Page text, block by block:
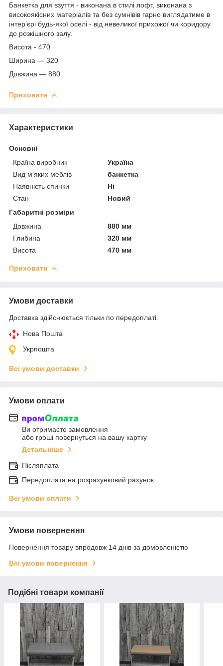
Банкетка для взуття - виконана в стилі лофт, виконана з
високоякісних матеріалів та без сумнівів гарно виглядатиме в
інтер’єрі будь-якої оселі - від невеликої прихожої чи коридору
до розкішного залу.
Висота - 470
Ширина — 320
Довжина — 880
Приховати
Характеристики
Основні
Країна виробник
Україна
Вид м'яких меблів
банкетка
Наявність спинки
Ні
Стан
Новий
Габаритні розміри
Довжина
880 мм
Глибина
320 мм
Висота
470 мм
Приховати
Умови доставки
Доставка здійснюється тільки по передоплаті.
Нова Пошта
Укрпошта
Всі умови доставки
Умови оплати
Ви отримаєте замовлення
або гроші повернуться на вашу картку
Детальніше
Післяплата
Передоплата на розрахунковий рахунок
Всі умови оплати
Умови повернення
Повернення товару впродовж 14 днів за домовленістю
Всі умови повернення
Подібні товари компанії